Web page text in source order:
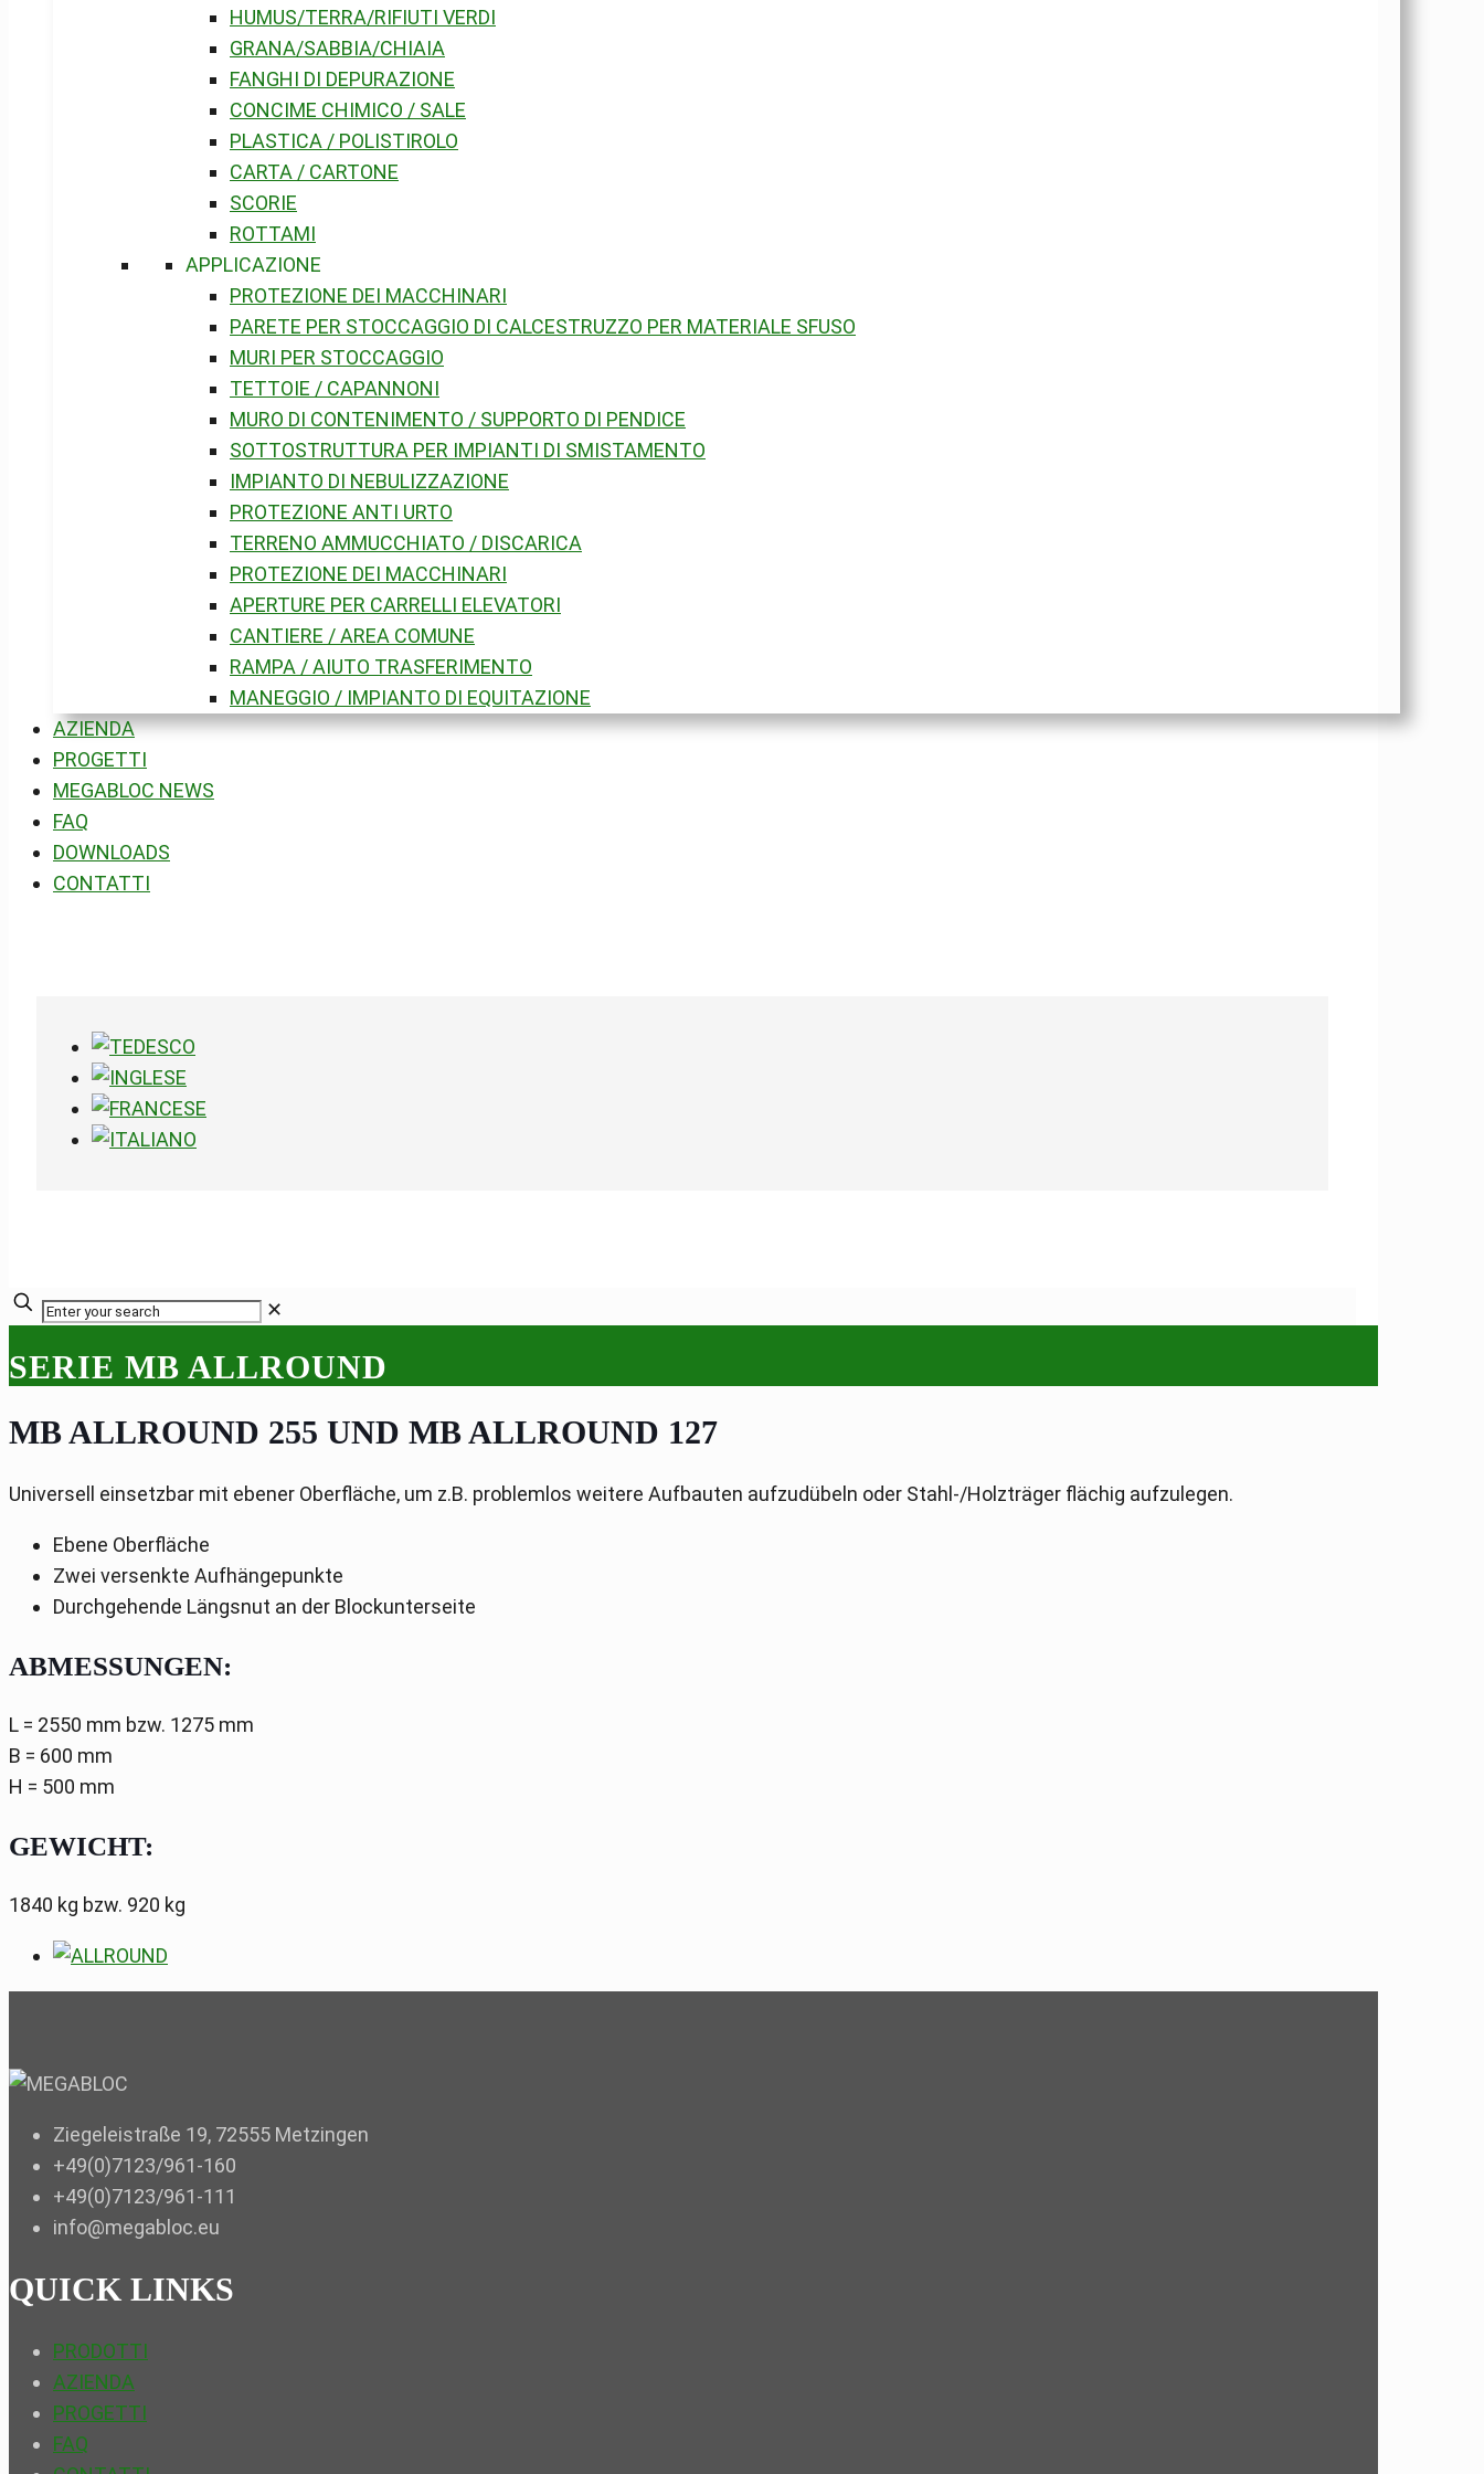
HUMUS/TERRA/RIFIUTI VERDI
GRANA/SABBIA/CHIAIA
FANGHI DI DEPURAZIONE
CONCIME CHIMICO / SALE
PLASTICA / POLISTIROLO
CARTA / CARTONE
SCORIE
ROTTAMI
APPLICAZIONE
PROTEZIONE DEI MACCHINARI
PARETE PER STOCCAGGIO DI CALCESTRUZZO PER MATERIALE SFUSO
MURI PER STOCCAGGIO
TETTOIE / CAPANNONI
MURO DI CONTENIMENTO / SUPPORTO DI PENDICE
SOTTOSTRUTTURA PER IMPIANTI DI SMISTAMENTO
IMPIANTO DI NEBULIZZAZIONE
PROTEZIONE ANTI URTO
TERRENO AMMUCCHIATO / DISCARICA
PROTEZIONE DEI MACCHINARI
APERTURE PER CARRELLI ELEVATORI
CANTIERE / AREA COMUNE
RAMPA / AIUTO TRASFERIMENTO
MANEGGIO / IMPIANTO DI EQUITAZIONE
AZIENDA
PROGETTI
MEGABLOC NEWS
FAQ
DOWNLOADS
CONTATTI
✕
SERIE MB ALLROUND
MB ALLROUND 255 UND MB ALLROUND 127
Universell einsetzbar mit ebener Oberfläche, um z.B. problemlos weitere Aufbauten aufzudübeln oder Stahl-/Holzträger flächig aufzulegen.
Ebene Oberfläche
Zwei versenkte Aufhängepunkte
Durchgehende Längsnut an der Blockunterseite
ABMESSUNGEN:
L = 2550 mm bzw. 1275 mm
B = 600 mm
H = 500 mm
GEWICHT:
1840 kg bzw. 920 kg
Ziegeleistraße 19, 72555 Metzingen
+49(0)7123/961-160
+49(0)7123/961-111
info@megabloc.eu
QUICK LINKS
PRODOTTI
AZIENDA
PROGETTI
FAQ